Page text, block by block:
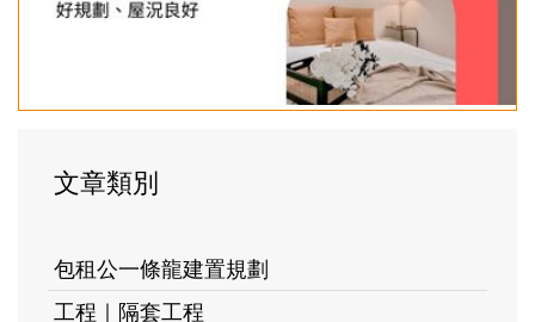
文章類別
包租公一條龍建置規劃
工程｜隔套工程